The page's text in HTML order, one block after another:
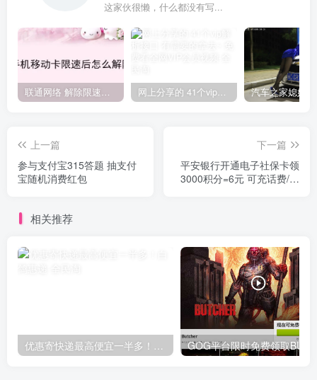
这家伙很懒，什么都没有写...
联通网络 解除限速方法参考！畅享、畅玩、老白干等及其它地区自测了 网上分享的 41个vip解析接口 有需要的拿去~ 免费看全网VIP会员视频
上一篇
参与支付宝315答题 抽支付
宝随机消费红包
下一篇
平安银行开通电子社保卡领
3000积分=6元 可充话费/京
相关推荐
优惠寄快递最高便宜一半多！白鸽惠递